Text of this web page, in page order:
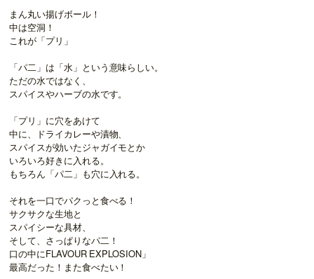
まん丸い揚げボール！
中は空洞！
これが「プリ」
「パ二」は「水」という意味らしい。
ただの水ではなく、
スパイスやハーブの水です。
「プリ」に穴をあけて
中に、ドライカレーや漬物、
スパイスが効いたジャガイモとか
いろいろ好きに入れる。
もちろん「パ二」も穴に入れる。
それを一口でパクっと食べる！
サクサクな生地と
スパイシーな具材、
そして、さっぱりなパ二！
口の中にFLAVOUR EXPLOSION」
最高だった！また食べたい！